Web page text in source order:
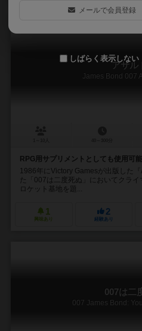
アサル
James Bond 007
RPG用サプリメントとしても使用可
1986年にVictory Gamesが出版した
た「007は二度死ぬ」においてクラ
ロケット基地を題...
1
興味あり
2
経験あり
007は二
007 James Bond:
メールで会員登録
しばらく表示しない